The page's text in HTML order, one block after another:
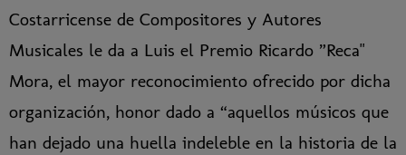
Costarricense de Compositores y Autores
Musicales le da a Luis el Premio Ricardo ”Reca"
Mora, el mayor reconocimiento ofrecido por dicha
organización, honor dado a “aquellos músicos que
han dejado una huella indeleble en la historia de la